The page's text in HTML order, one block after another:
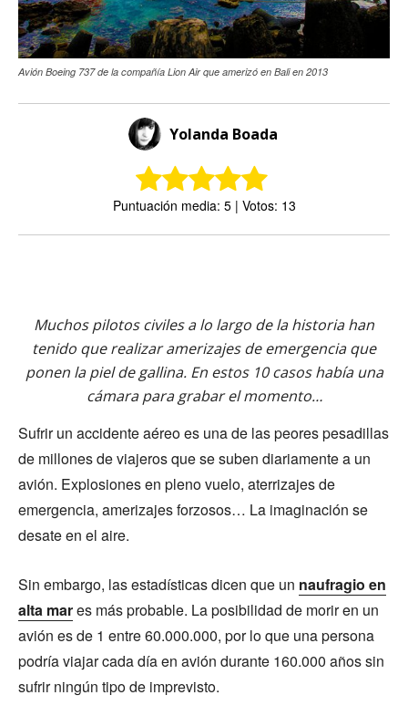
Avión Boeing 737 de la compañía Lion Air que amerizó en Bali en 2013
Yolanda Boada
Puntuación media: 5 | Votos: 13
Muchos pilotos civiles a lo largo de la historia han
tenido que realizar amerizajes de emergencia que
ponen la piel de gallina. En estos 10 casos había una
cámara para grabar el momento…
Sufrir un accidente aéreo es una de las peores pesadillas
de millones de viajeros que se suben diariamente a un
avión. Explosiones en pleno vuelo, aterrizajes de
emergencia, amerizajes forzosos… La imaginación se
desate en el aire.
Sin embargo, las estadísticas dicen que un naufragio en
alta mares más probable. La posibilidad de morir en un
avión es de 1 entre 60.000.000, por lo que una persona
podría viajar cada día en avión durante 160.000 años sin
sufrir ningún tipo de imprevisto.